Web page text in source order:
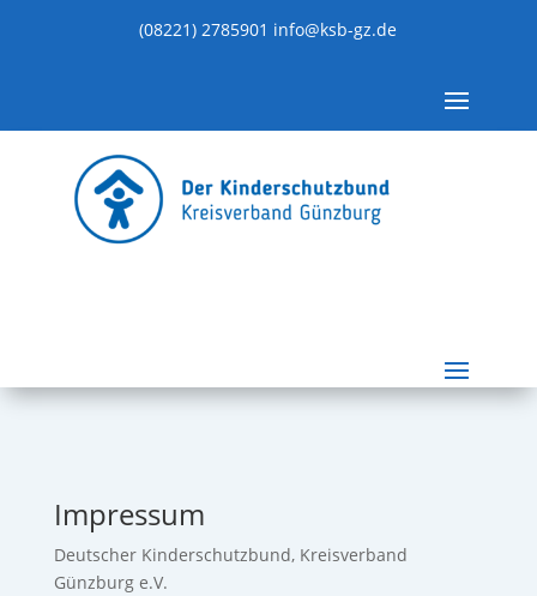
(08221) 2785901 info@ksb-gz.de
Impressum
Deutscher Kinderschutzbund, Kreisverband
Günzburg e.V.